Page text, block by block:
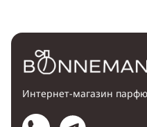
Интернет-магазин